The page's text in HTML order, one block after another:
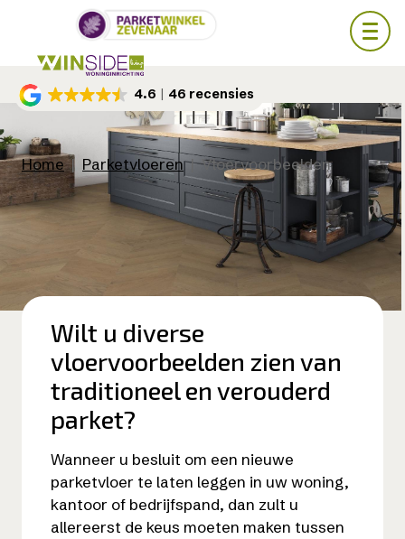
to
content
4.6 46 recensies
Home| Parketvloeren|Vloervoorbeelden
Wilt u diverse
vloervoorbeelden zien van
traditioneel en verouderd
parket?
Wanneer u besluit om een nieuwe
parketvloer te laten leggen in uw woning,
kantoor of bedrijfspand, dan zult u
allereerst de keus moeten maken tussen